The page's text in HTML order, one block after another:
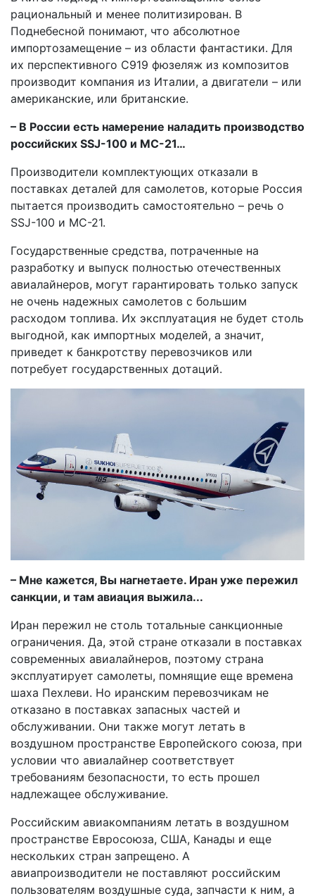
рациональный и менее политизирован. В
Поднебесной понимают, что абсолютное
импортозамещение – из области фантастики. Для
их перспективного С919 фюзеляж из композитов
производит компания из Италии, а двигатели – или
американские, или британские.
– В России есть намерение наладить производство
российских SSJ-100 и MC-21…
Производители комплектующих отказали в
поставках деталей для самолетов, которые Россия
пытается производить самостоятельно – речь о
SSJ-100 и MC-21.
Государственные средства, потраченные на
разработку и выпуск полностью отечественных
авиалайнеров, могут гарантировать только запуск
не очень надежных самолетов с большим
расходом топлива. Их эксплуатация не будет столь
выгодной, как импортных моделей, а значит,
приведет к банкротству перевозчиков или
потребует государственных дотаций.
– Мне кажется, Вы нагнетаете. Иран уже пережил
санкции, и там авиация выжила...
Иран пережил не столь тотальные санкционные
ограничения. Да, этой стране отказали в поставках
современных авиалайнеров, поэтому страна
эксплуатирует самолеты, помнящие еще времена
шаха Пехлеви. Но иранским перевозчикам не
отказано в поставках запасных частей и
обслуживании. Они также могут летать в
воздушном пространстве Европейского союза, при
условии что авиалайнер соответствует
требованиям безопасности, то есть прошел
надлежащее обслуживание.
Российским авиакомпаниям летать в воздушном
пространстве Евросоюза, США, Канады и еще
нескольких стран запрещено. А
авиапроизводители не поставляют российским
пользователям воздушные суда, запчасти к ним, а